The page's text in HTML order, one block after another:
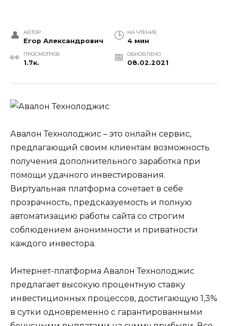
АВТОР
Егор Александрович
НА ЧТЕНИЕ
4 мин
ПРОСМОТРОВ
1.7к.
ОБНОВЛЕНО
08.02.2021
Авалон Технолоджис – это онлайн сервис,
предлагающий своим клиентам возможность
получения дополнительного заработка при
помощи удачного инвестирования.
Виртуальная платформа сочетает в себе
прозрачность, предсказуемость и полную
автоматизацию работы сайта со строгим
соблюдением анонимности и приватности
каждого инвестора.
Интернет-платформа Авалон Технолоджис
предлагает высокую процентную ставку
инвестиционных процессов, достигающую 1,3%
в сутки одновременно с гарантированными